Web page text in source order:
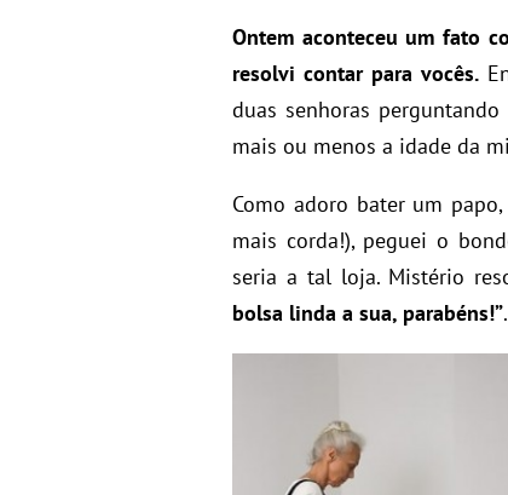
Ontem aconteceu um fato
resolvi contar para vocês.
duas senhoras
mais ou menos a idade da
Como adoro bater um
mais corda!), peguei o
seria a tal loja. Mistério
bolsa linda a sua, parabéns!”.